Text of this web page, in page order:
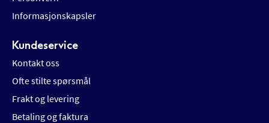
Informasjonskapsler
Kundeservice
Kontakt oss
Ofte stilte spørsmål
Frakt og levering
Betaling og faktura